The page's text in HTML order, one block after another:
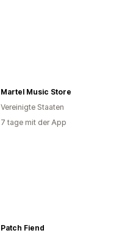
Martel Music Store
Vereinigte Staaten
7 tage mit der App
Patch Fiend